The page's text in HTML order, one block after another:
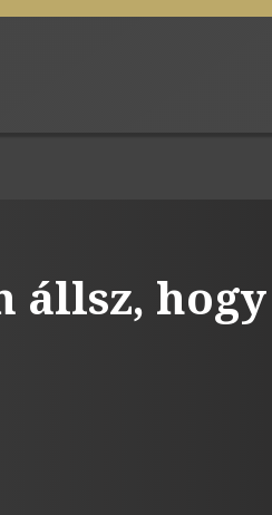
állsz,